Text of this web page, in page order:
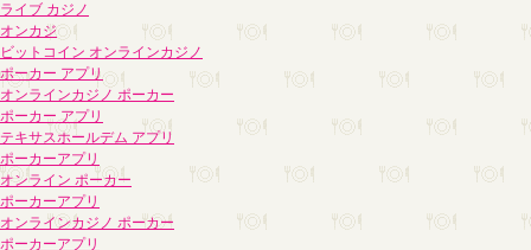
ライブ カジノ
オンカジ
ビットコイン オンラインカジノ
ポーカー アプリ
オンラインカジノ ポーカー
ポーカー アプリ
テキサスホールデム アプリ
ポーカーアプリ
オンライン ポーカー
ポーカーアプリ
オンラインカジノ ポーカー
ポーカーアプリ